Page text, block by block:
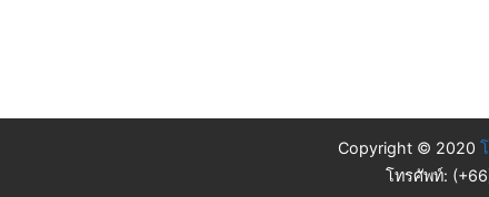
Copyright © 2020
โทรศัพท์: